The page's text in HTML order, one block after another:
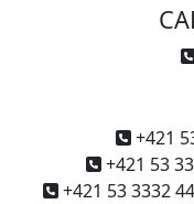
+421
+421 53
+421 53 3332